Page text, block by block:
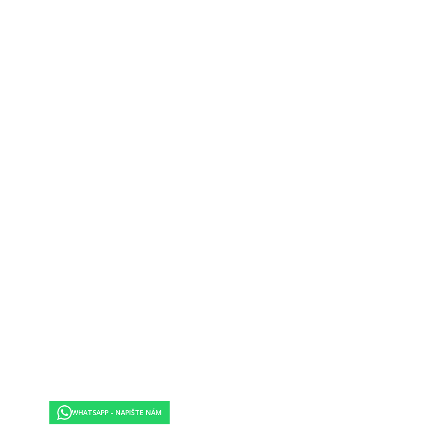
pivo, nealkoholické nápoje - denně doplňováno), trezor (zdarma), koupelna/WC (vysoušeč vlasů), balkon nebo terasa
živá vystoupení
oběd formou bufetu (12.30–14.30), večeře formou bufetu (18.00–19.30, 20.00–21.30)
nápojů a místních alkoholických nápojů ( 24 hod. denně)
hotelem a mohou se změnit
zavedením případných hygienických či protiepidemických opatření v dané destinaci.
WHATSAPP - NAPIŠTE NÁM